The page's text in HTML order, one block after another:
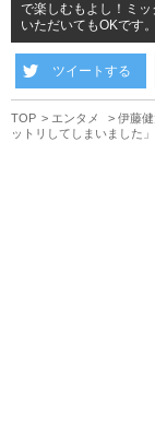
で楽しむもよし！ミ
いただいてもOKです。
ツイートする
TOP エンタメ
伊藤
ットリしてしまいました」